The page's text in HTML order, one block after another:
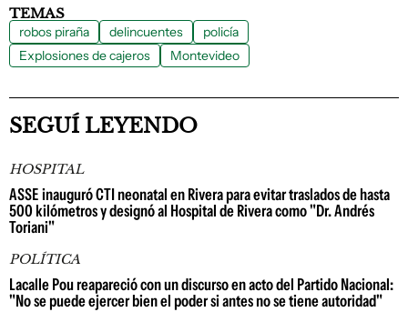
TEMAS
robos piraña delincuentes
policía
Explosiones de cajeros
Montevideo
SEGUÍ LEYENDO
HOSPITAL
ASSE inauguró CTI neonatal en Rivera para evitar traslados de hasta
500 kilómetros y designó al Hospital de Rivera como "Dr. Andrés
Toriani"
POLÍTICA
Lacalle Pou reapareció con un discurso en acto del Partido Nacional:
"No se puede ejercer bien el poder si antes no se tiene autoridad"